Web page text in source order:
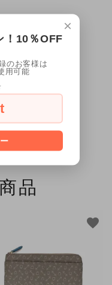
ー（0）
く
品
favorite
×
！10％OFF
のお客様は
用可能